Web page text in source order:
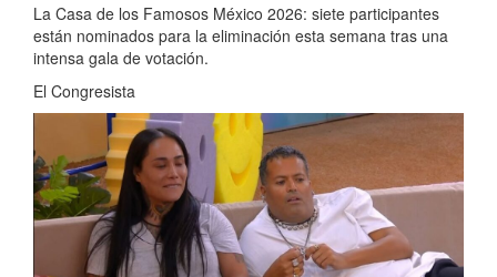
La Casa de los Famosos México 2026: siete participantes
están nominados para la eliminación esta semana tras una
intensa gala de votación.
El Congresista